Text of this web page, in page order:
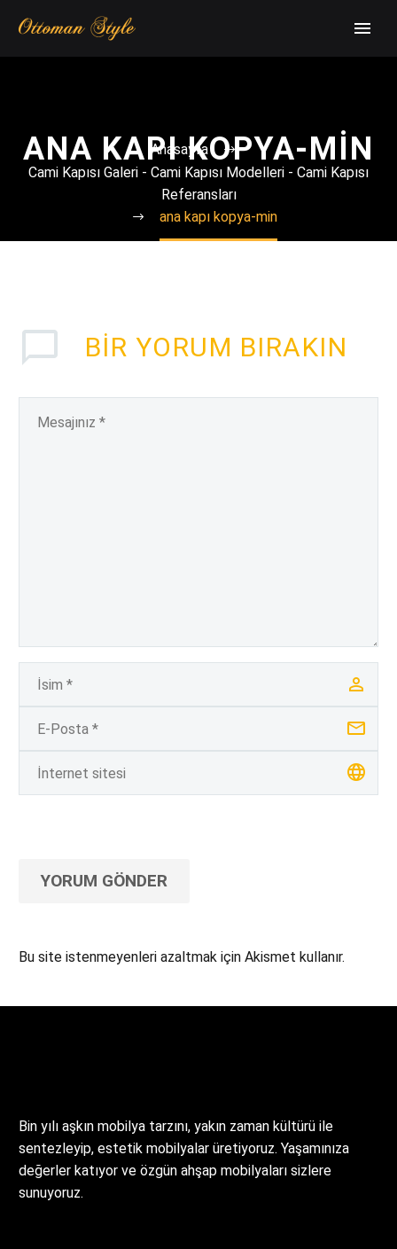
ANA KAPI KOPYA-MIN
Anasayfa
Cami Kapısı Galeri - Cami Kapısı Modelleri - Cami Kapısı
Referansları
ana kapı kopya-min
BIR YORUM BIRAKIN
YORUM GÖNDER
Bu site istenmeyenleri azaltmak için Akismet kullanır.
Bin yılı aşkın mobilya tarzını, yakın zaman kültürü ile
sentezleyip, estetik mobilyalar üretiyoruz. Yaşamınıza
değerler katıyor ve özgün ahşap mobilyaları sizlere
sunuyoruz.